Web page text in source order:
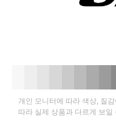
개인 모니터에 따라 색상, 질
따라 실제 상품과 다르게 보